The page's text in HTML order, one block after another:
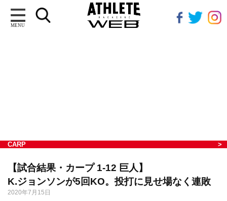
MENU
CARP
【試合結果・カープ 1-12 巨人】
K.ジョンソンが5回KO。投打に見せ場なく連敗
2020年7月15日